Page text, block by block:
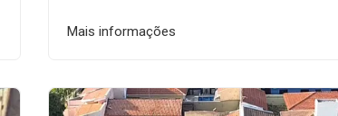
Mais informações